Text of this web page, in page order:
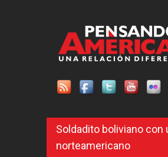
Soldadito boliviano con
norteamericano